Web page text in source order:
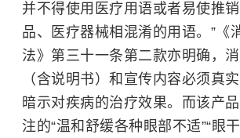
并不得使用医疗用语或者易使推
品、医疗器械相混淆的用语。”《
法》第三十一条第二款亦明确，
（含说明书）和宣传内容必须真
暗示对疾病的治疗效果。而该产
注的“温和舒缓各种眼部不适”“眼